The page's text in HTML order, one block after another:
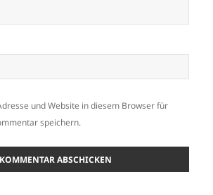
und Website in diesem Browser für
speichern.